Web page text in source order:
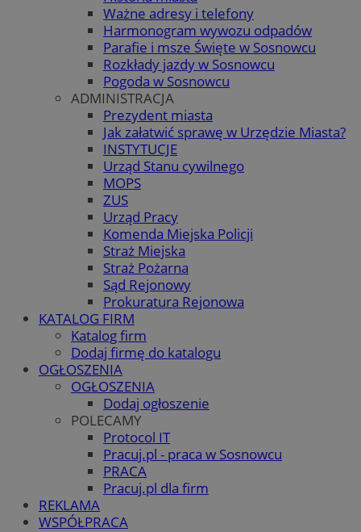
Ważne adresy i telefony
Harmonogram wywozu odpadów
Parafie i msze Święte w Sosnowcu
Rozkłady jazdy w Sosnowcu
Pogoda w Sosnowcu
ADMINISTRACJA
Prezydent miasta
Jak załatwić sprawę w Urzędzie Miasta?
INSTYTUCJE
Urząd Stanu cywilnego
MOPS
ZUS
Urząd Pracy
Komenda Miejska Policji
Straż Miejska
Straż Pożarna
Sąd Rejonowy
Prokuratura Rejonowa
KATALOG FIRM
Katalog firm
Dodaj firmę do katalogu
OGŁOSZENIA
OGŁOSZENIA
Dodaj ogłoszenie
POLECAMY
Protocol IT
Pracuj.pl - praca w Sosnowcu
PRACA
Pracuj.pl dla firm
REKLAMA
WSPÓŁPRACA